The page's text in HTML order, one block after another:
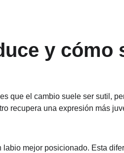
y cómo
que el cambio suele ser sutil,
recupera una expresión más
labio mejor posicionado. Esta